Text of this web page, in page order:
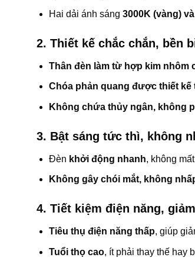
Hai dải ánh sáng 3000K (vàng)
2. Thiết kế chắc chắn, bền
Thân đèn làm từ hợp kim nhôm
Chóa phản quang được thiết kế
Không chứa thủy ngân, không
3. Bật sáng tức thì, không
Đèn khởi động nhanh, không
Không gây chói mắt, không
4. Tiết kiệm điện năng,
Tiêu thụ điện năng thấp, giúp
Tuổi thọ cao, ít phải thay thế hay